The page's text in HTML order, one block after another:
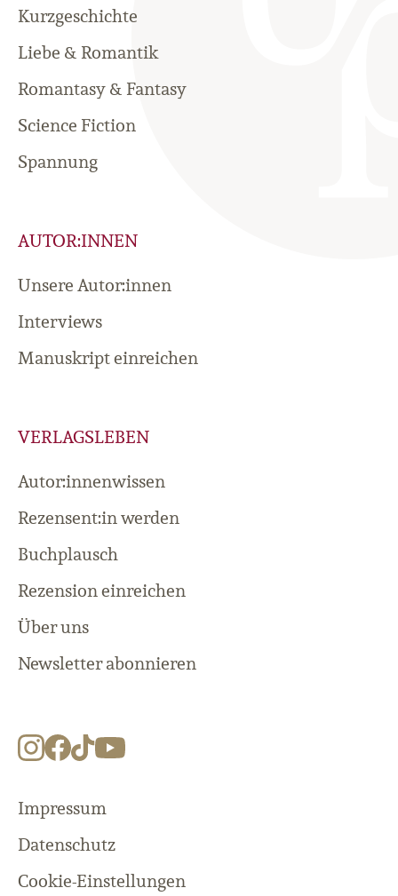
Kurzgeschichte
Liebe & Romantik
Romantasy & Fantasy
Science Fiction
Spannung
AUTOR:INNEN
Unsere Autor:innen
Interviews
Manuskript einreichen
VERLAGSLEBEN
Autor:innenwissen
Rezensent:in werden
Buchplausch
Rezension einreichen
Über uns
Newsletter abonnieren
Impressum
Datenschutz
Cookie-Einstellungen